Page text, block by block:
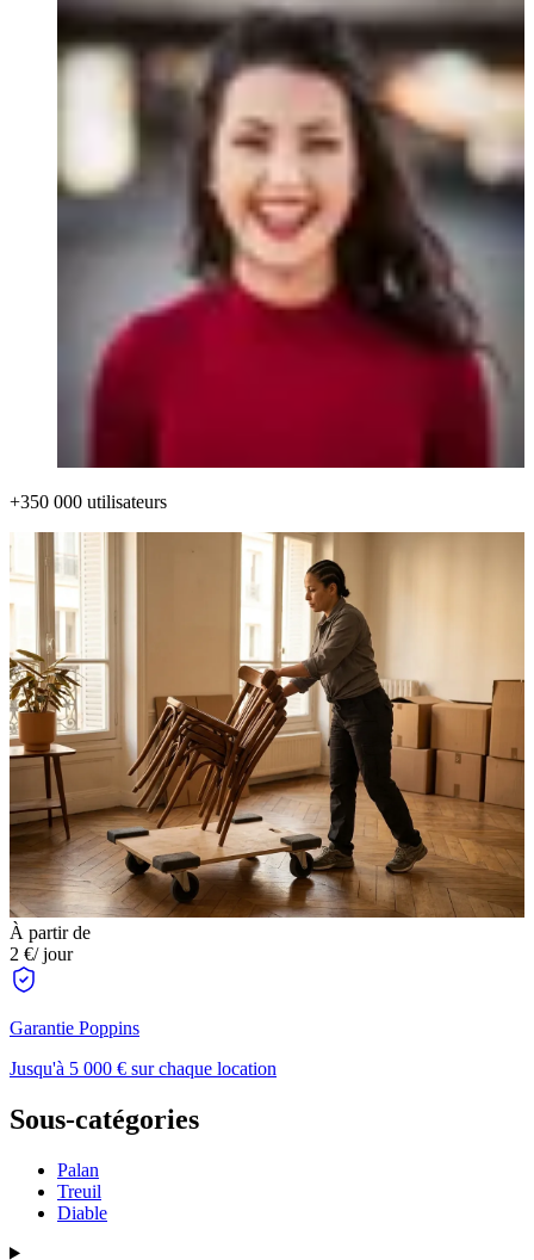
+350 000 utilisateurs
À partir de
2 €/ jour
Garantie Poppins
Jusqu'à 5 000 € sur chaque location
Sous-catégories
Palan
Treuil
Diable